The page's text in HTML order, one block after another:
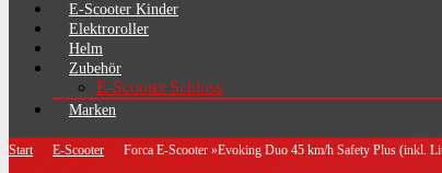
E-Scooter Kinder
Elektroroller
Helm
Zubehör
E-Scooter Schloss
Marken
Start E-Scooter Forca E-Scooter »Evoking Duo 45 km/h Safety Plus (inkl.